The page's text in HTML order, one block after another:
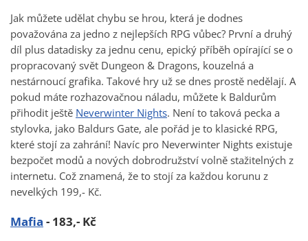
Jak můžete udělat chybu se hrou, která je dodnes
považována za jedno z nejlepších RPG vůbec? První a druhý
díl plus datadisky za jednu cenu, epický příběh opírající se o
propracovaný svět Dungeon & Dragons, kouzelná a
nestárnoucí grafika. Takové hry už se dnes prostě nedělají. A
pokud máte rozhazovačnou náladu, můžete k Baldurům
přihodit ještě Neverwinter Nights. Není to taková pecka a
stylovka, jako Baldurs Gate, ale pořád je to klasické RPG,
které stojí za zahrání! Navíc pro Neverwinter Nights existuje
bezpočet modů a nových dobrodružství volně stažitelných z
internetu. Což znamená, že to stojí za každou korunu z
nevelkých 199,- Kč.
Mafia - 183,- Kč